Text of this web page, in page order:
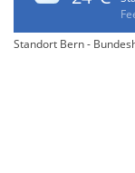
Standort Bern -